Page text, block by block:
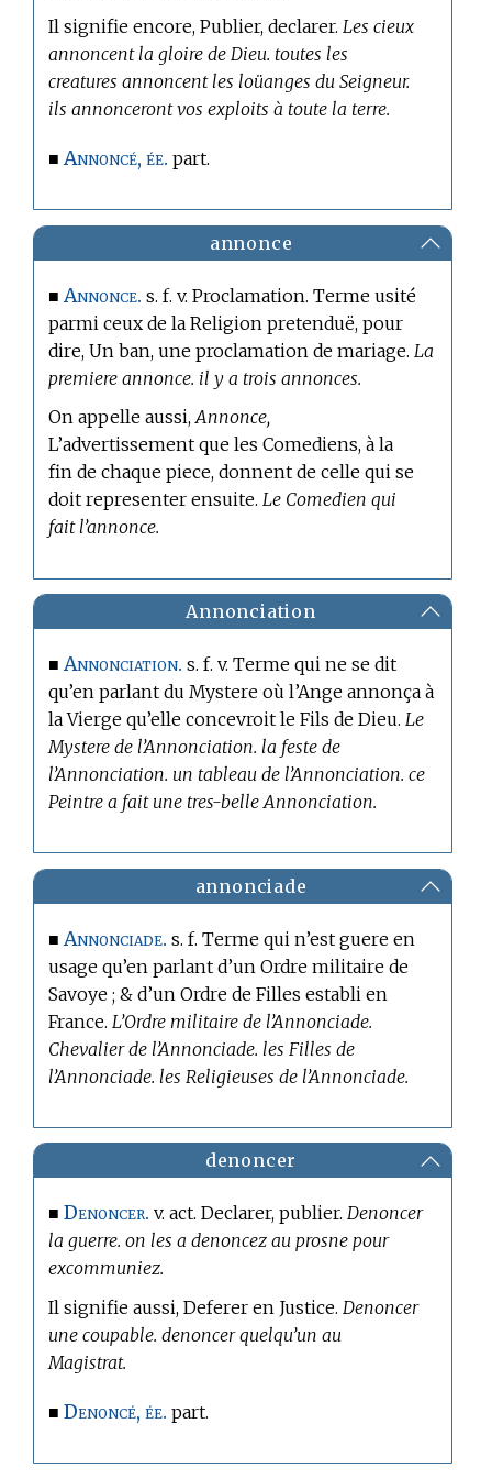
Il signifie encore, Publier, declarer. Les cieux
annoncent la gloire de Dieu. toutes les
creatures annoncent les loüanges du Seigneur.
ils annonceront vos exploits à toute la terre.
■ Annoncé, ée. part.
annonce
■ Annonce. s. f. v. Proclamation. Terme usité
parmi ceux de la Religion pretenduë, pour
dire, Un ban, une proclamation de mariage. La
premiere annonce. il y a trois annonces.
On appelle aussi,Annonce,
L’advertissement que les Comediens, à la
fin de chaque piece, donnent de celle qui se
doit representer ensuite.Le Comedien qui
fait l’annonce.
Annonciation
■ Annonciation. s. f. v. Terme qui ne se dit
qu’en parlant du Mystere où l’Ange annonça à
la Vierge qu’elle concevroit le Fils de Dieu. Le
Mystere de l’Annonciation. la feste de
l’Annonciation. un tableau de l’Annonciation. ce
Peintre a fait une tres-belle Annonciation.
annonciade
■ Annonciade. s. f. Terme qui n’est guere en
usage qu’en parlant d’un Ordre militaire de
Savoye ; & d’un Ordre de Filles establi en
France. L’Ordre militaire de l’Annonciade.
Chevalier de l’Annonciade. les Filles de
l’Annonciade. les Religieuses de l’Annonciade.
denoncer
■Denoncer. v. act. Declarer, publier.Denoncer
la guerre. on les a denoncez au prosne pour
excommuniez.
Il signifie aussi, Deferer en Justice. Denoncer
une coupable. denoncer quelqu’un au
Magistrat.
■Denoncé, ée. part.